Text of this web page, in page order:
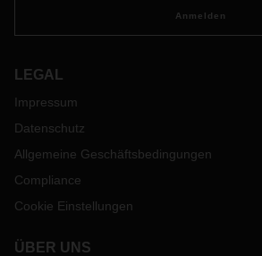
Anmelden
LEGAL
Impressum
Datenschutz
Allgemeine Geschäftsbedingungen
Compliance
Cookie Einstellungen
ÜBER UNS